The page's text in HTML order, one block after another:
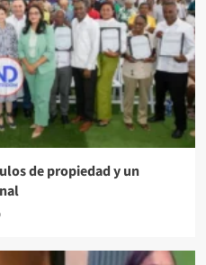
de propiedad y un